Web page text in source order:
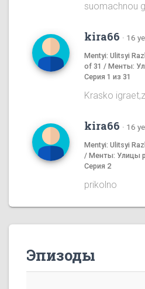
suomachnou
kira66 · 16
Mentyi: Ulitsyi
of 31 / Менты:
Серия 1 из 31
Krasko
kira66 · 16
Mentyi: Ulitsyi
/ Менты: Улицы
Серия 2
prikolno
Эпизоды